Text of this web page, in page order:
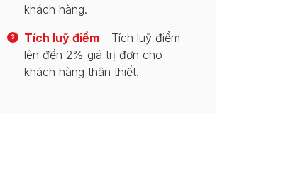
khách hàng.
3 Tích luỹ điểm - Tích luỹ điểm
lên đến 2% giá trị đơn cho
khách hàng thân thiết.